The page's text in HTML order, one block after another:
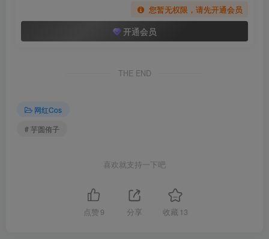
芋圆侑子 NO.011 白丝jk [77P9V-132MB]
芋圆侑子 NO.010 醉酒小秘书 [53P4V-92MB]
芋圆侑子 NO.009 小恶魔 [9P-37MB]
芋圆侑子 NO.007 魔王的新娘 [170P10V-458MB]
芋圆侑子 NO.004 紫发魅魔 [20P-112MB]
芋圆侑子 NO.003 淫纹贴 [40P-71MB]
芋圆侑子 NO.001 狂三 [12P-105MB]
您暂无权限，请先开通会员
开通会员
THE END
网红Cos
# 芋圆侑子
喜欢就支持一下吧
点赞 9 分享 收藏 13